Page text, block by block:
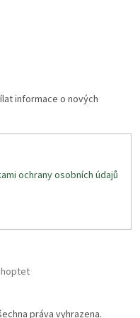
informace o nových
ochrany osobních údajů
práva vyhrazena.